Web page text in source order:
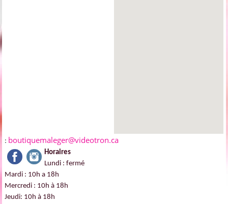
: boutiquemaleger@videotron.ca
Horaires
Lundi : fermé
Mardi : 10h a 18h
Mercredi : 10h à 18h
Jeudi: 10h à 18h